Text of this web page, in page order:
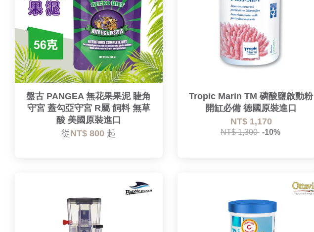
盤古 PANGEA 無花果果泥 睫角
守宮 蓋勾亞守宮 R屬 飼料 無草
酸 美國原裝進口
從NT$ 800 起
Tropic Marin TM 磷酸鹽啟動粉
開缸必備 德國原裝進口
NT$ 1,170
NT$ 1,300 -10%